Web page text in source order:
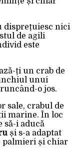
disprețuiesc nici
de agili
este
ți un crab de
unui
o jos.
sale, crabul de
marine. În loc
să-i aducă
și s-a adaptat
palmieri și chiar